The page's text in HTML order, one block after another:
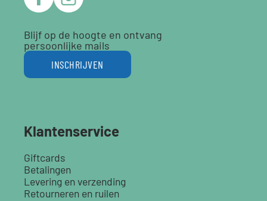
Blijf op de hoogte en ontvang
persoonlijke mails
INSCHRIJVEN
Klantenservice
Giftcards
Betalingen
Levering en verzending
Retourneren en ruilen